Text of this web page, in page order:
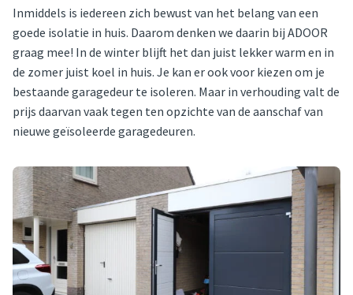
Inmiddels is iedereen zich bewust van het belang van een
goede isolatie in huis. Daarom denken we daarin bij ADOOR
graag mee! In de winter blijft het dan juist lekker warm en in
de zomer juist koel in huis. Je kan er ook voor kiezen om je
bestaande garagedeur te isoleren. Maar in verhouding valt de
prijs daarvan vaak tegen ten opzichte van de aanschaf van
nieuwe geïsoleerde garagedeuren.